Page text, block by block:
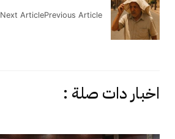
Previous Article
Next Article
اخبار دات صلة :